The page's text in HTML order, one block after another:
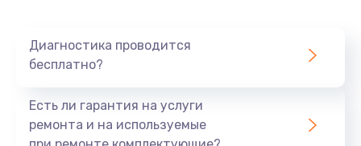
Заказать
Диагностика проводится
бесплатно?
Есть ли гарантия на услуги
ремонта и на используемые